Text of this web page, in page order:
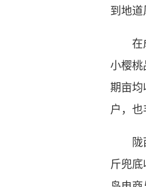
到地道
在成
小樱桃
期亩均
户，也
陇西
斤兜底